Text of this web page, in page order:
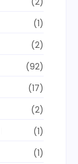
(1)
(2)
(92)
(17)
(2)
(1)
(1)